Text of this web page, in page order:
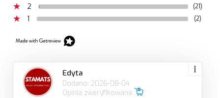
2 (21)
1 (2)
Edyta
Dodano: 2026-08-04
Opinia zweryfikowana